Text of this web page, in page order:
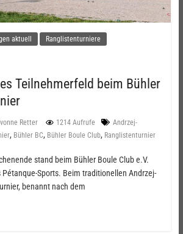
aktuell
Ranglistenturniere
Teilnehmerfeld beim Bühler
Retter 1214 Aufrufe
Andrzej-
, Bühler BC, Bühler Boule Club, Ranglistenturnier
stand beim Bühler Boule Club e.V.
Sports. Beim traditionellen Andrzej-
benannt nach dem